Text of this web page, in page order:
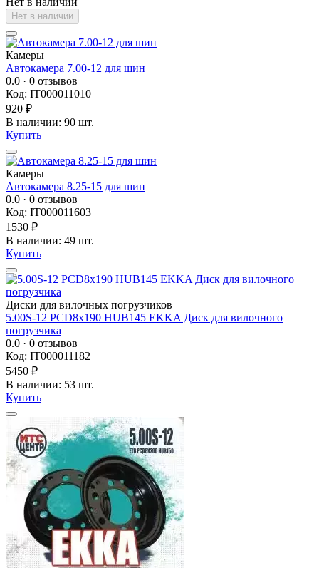
Нет в наличии
Камеры
Автокамера 7.00-12 для шин
0.0 · 0 отзывов
Код: IT000011010
920 ₽
В наличии: 90 шт.
Купить
Камеры
Автокамера 8.25-15 для шин
0.0 · 0 отзывов
Код: IT000011603
1530 ₽
В наличии: 49 шт.
Купить
Диски для вилочных погрузчиков
5.00S-12 PCD8x190 HUB145 EKKA Диск для вилочного
погрузчика
0.0 · 0 отзывов
Код: IT000011182
5450 ₽
В наличии: 53 шт.
Купить